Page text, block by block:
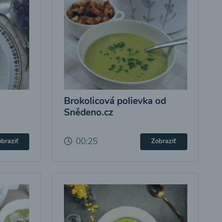
Brokolicová polievka od
Snědeno.cz
00:25 Zobraziť